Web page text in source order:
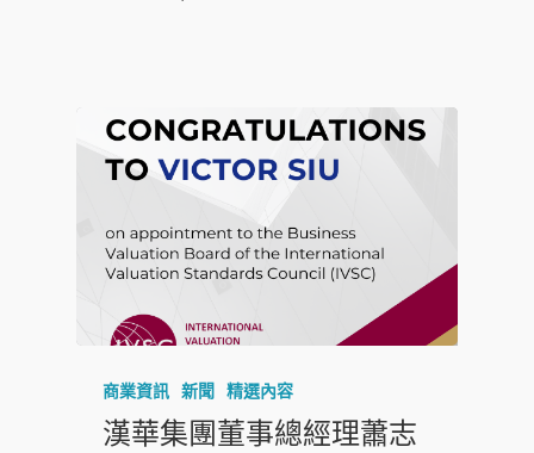
商業資訊 新聞 精選內容
漢華集團董事總經理蕭志